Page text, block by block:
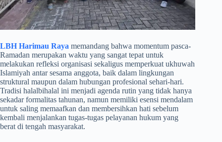
LBH Harimau Raya memandang bahwa momentum pasca-
Ramadan merupakan waktu yang sangat tepat untuk
melakukan refleksi organisasi sekaligus memperkuat ukhuwah
Islamiyah antar sesama anggota, baik dalam lingkungan
struktural maupun dalam hubungan profesional sehari-hari.
Tradisi halalbihalal ini menjadi agenda rutin yang tidak hanya
sekadar formalitas tahunan, namun memiliki esensi mendalam
untuk saling memaafkan dan membersihkan hati sebelum
kembali menjalankan tugas-tugas pelayanan hukum yang
berat di tengah masyarakat.